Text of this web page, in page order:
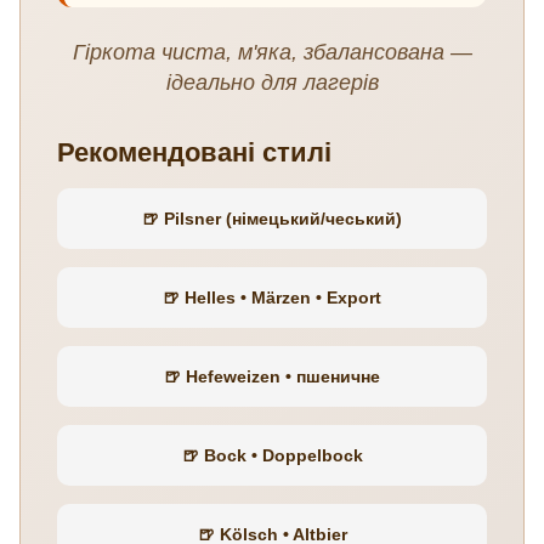
Гіркота чиста, м'яка, збалансована —
ідеально для лагерів
Рекомендовані стилі
🍺 Pilsner (німецький/чеський)
🍺 Helles • Märzen • Export
🍺 Hefeweizen • пшеничне
🍺 Bock • Doppelbock
🍺 Kölsch • Altbier